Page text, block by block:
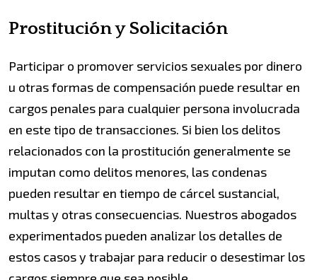
Prostitución y Solicitación
Participar o promover servicios sexuales por dinero
u otras formas de compensación puede resultar en
cargos penales para cualquier persona involucrada
en este tipo de transacciones. Si bien los delitos
relacionados con la prostitución generalmente se
imputan como delitos menores, las condenas
pueden resultar en tiempo de cárcel sustancial,
multas y otras consecuencias. Nuestros abogados
experimentados pueden analizar los detalles de
estos casos y trabajar para reducir o desestimar los